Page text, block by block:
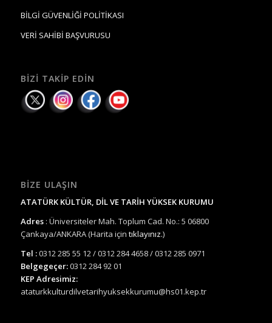
BİLGİ GÜVENLİĞİ POLİTİKASI
VERİ SAHİBİ BAŞVURUSU
BIZI TAKIP EDIN
BIZE ULAŞIN
ATATÜRK KÜLTÜR, DİL VE TARİH YÜKSEK KURUMU
Adres : Üniversiteler Mah. Toplum Cad. No.: 5 06800
Çankaya/ANKARA (Harita için tıklayınız.)
Tel :0312 285 55 12 / 0312 284 4658 / 0312 285 0971
Belgegeçer:0312 284 92 01
KEP Adresimiz:
ataturkkulturdilvetarihyuksekkurumu@hs01.kep.tr